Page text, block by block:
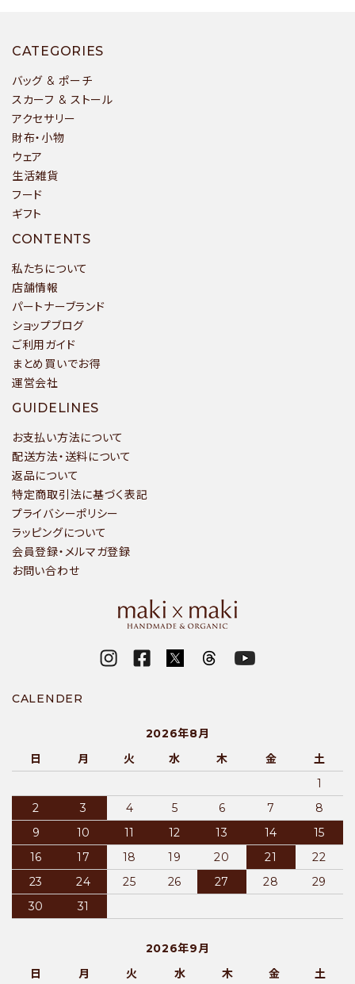
キーワード
カテゴリー
CATEGORIES
バッグ & ポーチ
スカーフ & ストール
アクセサリー
財布・小物
ウェア
生活雑貨
フード
ギフト
CONTENTS
私たちについて
店舗情報
パートナーブランド
ショップブログ
ご利用ガイド
まとめ買いでお得
運営会社
GUIDELINES
お支払い方法について
配送方法・送料について
返品について
特定商取引法に基づく表記
プライバシーポリシー
ラッピングについて
会員登録・メルマガ登録
お問い合わせ
CALENDER
2026年8月
日
月 火 水 木 金
土
1
2
3 4 5 6 7
8
9
10 11 12 13 14
15
16
17 18 19 20 21
22
23
24 25 26 27 28
29
30
31
2026年9月
日
月 火 水 木 金 土